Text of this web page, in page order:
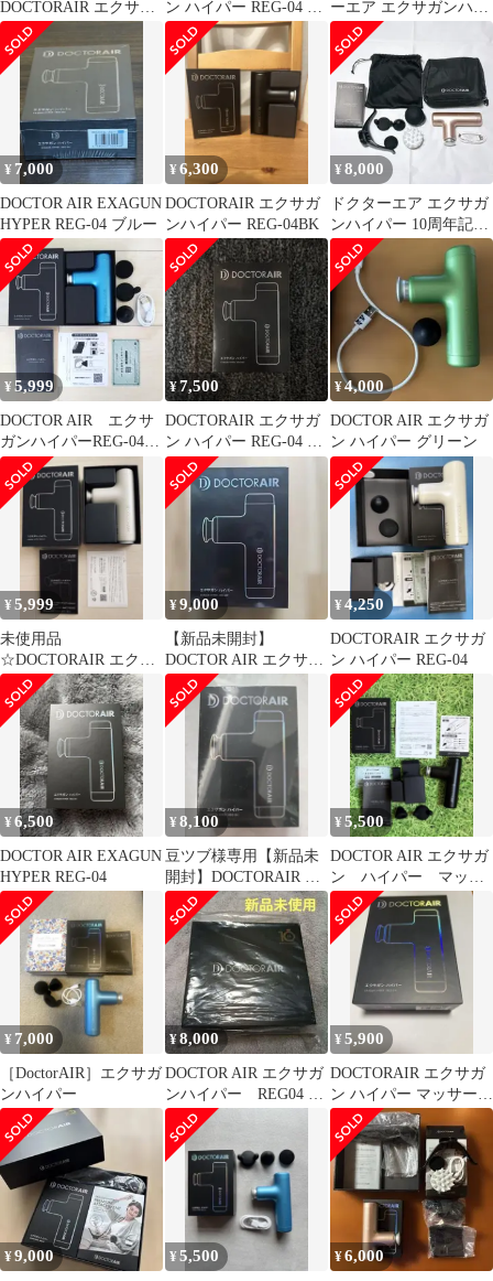
DOCTORAIR エクサガ
ン ポケット 本体
ン ハイパー REG-04 本
体
ーエア エクサガンハイ
パー REG-04 BL アイス
ブルー
¥ 7,000
DOCTOR AIR EXAGUN
HYPER REG-04 ブルー
¥6,300
DOCTORAIR エクサガ
ンハイパー REG-04BK
¥8,000
ドクターエア エクサガ
ンハイパー 10周年記念
セット シャンパンゴー
ルド
¥5,999
DOCTOR AIR エクサ
ガンハイパーREG-04
ブルー※リコール品番
対象外
¥7,500
DOCTORAIR エクサガ
ン ハイパー REG-04 本
体
¥4,000
DOCTOR AIR エクサガ
ン ハイパー グリーン
¥5,999
未使用品
☆DOCTORAIR エクサ
ガンハイパー REG-04
ホワイト☆
¥9,000
【新品未開封】
DOCTOR AIR エクサガ
ン ハイパー REG-04
GD
¥4,250
DOCTORAIR エクサガ
ン ハイパー REG-04
¥6,500
DOCTOR AIR EXAGUN
HYPER REG-04
¥8,100
豆ツブ様専用【新品未
開封】DOCTORAIR エ
クサガンハイパー
REG-04
¥5,500
DOCTOR AIR エクサガ
ン ハイパー マッサ
ージャー ブラック 稼
働品
¥ 7,000
［DoctorAIR］エクサガ
ンハイパー
¥8,000
DOCTOR AIR エクサガ
ンハイパー REG04 新
品未開封
¥5,900
DOCTORAIR エクサガ
ン ハイパー マッサージ
ガン
¥9,000 ¥5,500 ¥6,000